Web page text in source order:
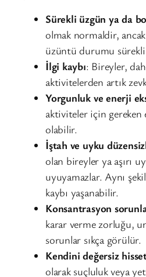
Sürekli üzgün ya da
olmak normaldir,
üzüntü durumu
İlgi kaybı: Bireyler,
aktivitelerden artık
Yorgunluk ve enerji
aktiviteler için
olabilir.
İştah ve uyku
olan bireyler ya aşırı
uyuyamazlar. Aynı
kaybı yaşanabilir.
Konsantrasyon
karar verme zorluğu,
sorunlar sıkça görülür.
Kendini değersiz
olarak suçluluk veya